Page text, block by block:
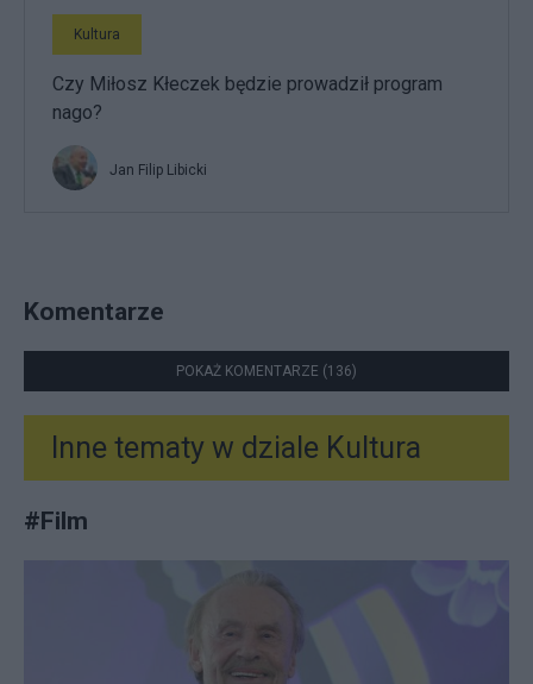
Kultura
Czy Miłosz Kłeczek będzie prowadził program
nago?
Jan Filip Libicki
Komentarze
POKAŻ KOMENTARZE (136)
Inne tematy w dziale Kultura
#Film